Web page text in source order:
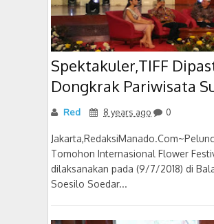
Spektakuler,TIFF
Dongkrak Pariwisata
Red 8 years ago 0
Tomohon Internasional Flower
dilaksanakan pada (9/7/2018) di
Soesilo Soedar...